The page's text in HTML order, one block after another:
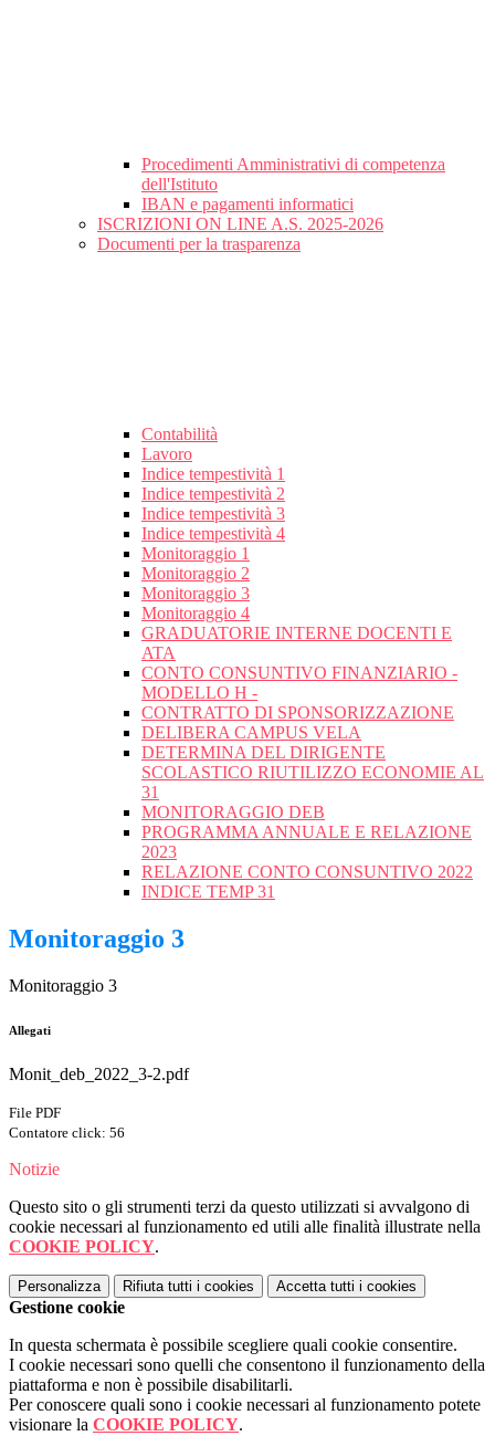
Procedimenti Amministrativi di competenza
dell'Istituto
IBAN e pagamenti informatici
ISCRIZIONI ON LINE A.S. 2025-2026
Documenti per la trasparenza
Contabilità
Lavoro
Indice tempestività 1
Indice tempestività 2
Indice tempestività 3
Indice tempestività 4
Monitoraggio 1
Monitoraggio 2
Monitoraggio 3
Monitoraggio 4
GRADUATORIE INTERNE DOCENTI E
ATA
CONTO CONSUNTIVO FINANZIARIO -
MODELLO H -
CONTRATTO DI SPONSORIZZAZIONE
DELIBERA CAMPUS VELA
DETERMINA DEL DIRIGENTE
SCOLASTICO RIUTILIZZO ECONOMIE AL
31
MONITORAGGIO DEB
PROGRAMMA ANNUALE E RELAZIONE
2023
RELAZIONE CONTO CONSUNTIVO 2022
INDICE TEMP 31
Monitoraggio 3
Monitoraggio 3
Allegati
Monit_deb_2022_3-2.pdf
File PDF
Contatore click: 56
Notizie
Questo sito o gli strumenti terzi da questo utilizzati si avvalgono di
cookie necessari al funzionamento ed utili alle finalità illustrate nella
COOKIE POLICY.
Personalizza Rifiuta tutti i cookies Accetta tutti i cookies
Gestione cookie
In questa schermata è possibile scegliere quali cookie consentire.
I cookie necessari sono quelli che consentono il funzionamento della
piattaforma e non è possibile disabilitarli.
Per conoscere quali sono i cookie necessari al funzionamento potete
visionare la COOKIE POLICY.